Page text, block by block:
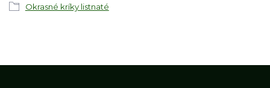
Okrasné kríky listnaté